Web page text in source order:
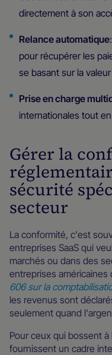
directement à son
Relance automatique
pour récupérer les
se basant sur la
Prise en charge
internationales tout
Gérer la
sécurité
secteur
La conformité, c'est
entreprises SaaS qui
marchés ou dans des
entreprises
606 sur la
les revenus sont
seulement quand
Pour ceux qui bossent à
fournissent un cadre